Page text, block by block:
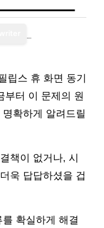
립스 휴 화면 동기
부터 이 문제의 원
확하게 알려드릴
책이 없거나, 시
욱 답답하셨을 겁
확실하게 해결